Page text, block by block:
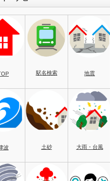
駅名検索 地震
波 土砂 大雨・台風